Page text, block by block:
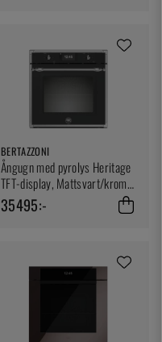
BERTAZZONI
Ångugn med pyrolys Heritage
TFT-display, Mattsvart/krom -
Bertazzoni
35495:-